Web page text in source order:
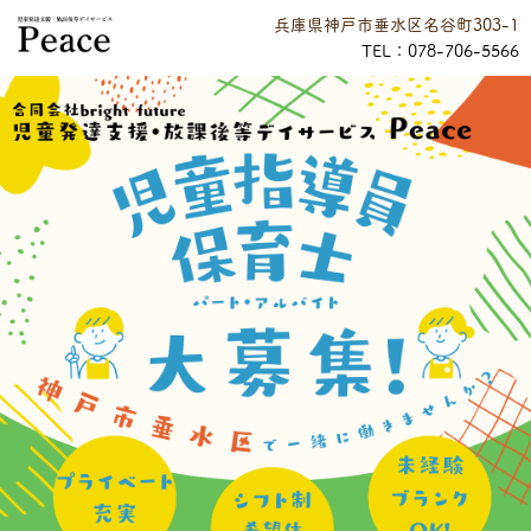
兵庫県神戸市垂水区名谷町303-1
TEL：078-706-5566